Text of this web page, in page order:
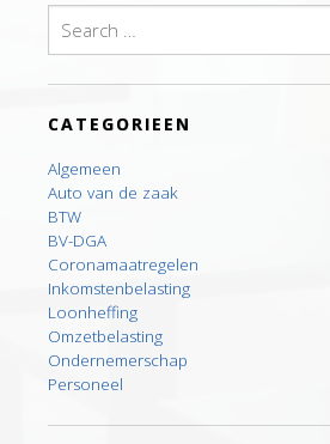
for:
CATEGORIEEN
Algemeen
Auto van de zaak
BTW
BV-DGA
Coronamaatregelen
Inkomstenbelasting
Loonheffing
Omzetbelasting
Ondernemerschap
Personeel